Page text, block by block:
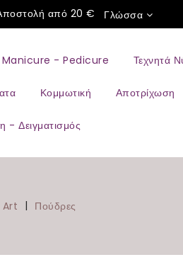
από 20 € Γλώσσα
Manicure - Pedicure Τεχνητά
Κομμωτική Αποτρίχωση
- Δειγματισμός
Art Πούδρες